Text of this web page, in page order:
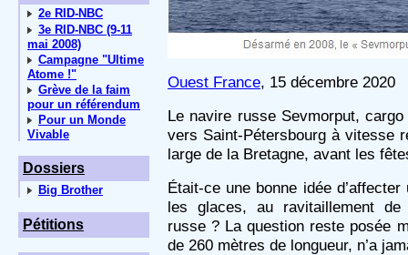
2e RID-NBC
3e RID-NBC (9-11
mai 2008)
Campagne "Ultime
Atome !"
Grève de la faim
pour un référendum
Pour un Monde
Vivable
Dossiers
Big Brother
Pétitions
Ouest France, 15 décembre 2020
Le navire russe Sevmorput,
vers Saint-Pétersbourg à vitesse
large de la Bretagne, avant les
Était-ce une bonne idée
les glaces, au ravitaillement
russe ? La question reste posée
de 260 mètres de longueur, n’a